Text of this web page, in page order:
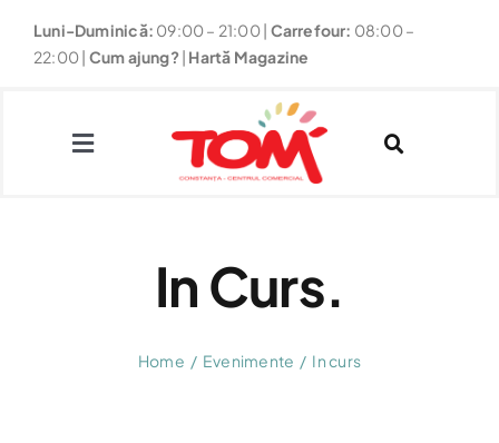
Luni-Duminică: 09:00 – 21:00| Carrefour: 08:00 –
22:00 | Cum ajung?| Hartă Magazine
Toggle
Navigation
In Curs.
Home Evenimente In curs